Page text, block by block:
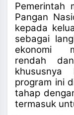
Pemerintah
Pangan
kepada
sebagai
ekonomi
rendah
program ini
tahap
termasuk